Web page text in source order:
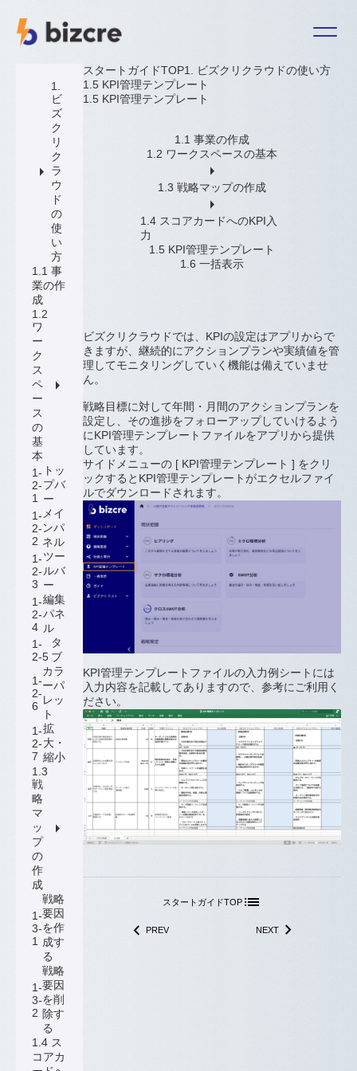
お問い合わせ
利用規約
特定商取引に関する法律に基づく表記
個人情報保護方針
運営会社：ＢＣＣ株式会社
arrow_right
1.
ビ
ズ
ク
リ
ク
ラ
ウ
ド
の
使
い
方
1.1 事
業の作
成
1.2
ワ
ー
ク
ス
ペ
ー
ス
の
基
本
arrow_right
1-
2-
1
トッ
プバ
ー
1-
2-
2
メイ
ンパ
ネル
1-
2-
3
ツー
ルバ
ー
1-
2-
4
編集
パネ
ル
1-
2-5
タ
ブ
1-
2-
6
カラ
ーパ
レッ
ト
1-
2-
7
拡
大・
縮小
1.3
戦
略
マ
ッ
プ
の
作
成
arrow_right
1-
3-
1
戦略
要因
を作
成す
る
1-
3-
2
戦略
要因
を削
除す
る
1.4 ス
コアカ
スタートガイドTOP1. ビズクリクラウドの使い方
1.5 KPI管理テンプレート
1.5 KPI管理テンプレート
1.1 事業の作成
1.2 ワークスペースの基本
arrow_right
1.3 戦略マップの作成
arrow_right
1.4 スコアカードへのKPI入
力
1.5 KPI管理テンプレート
1.6 一括表示
ビズクリクラウドでは、KPIの設定はアプリからで
きますが、継続的にアクションプランや実績値を管
理してモニタリングしていく機能は備えていませ
ん。
戦略目標に対して年間・月間のアクションプランを
設定し、その進捗をフォローアップしていけるよう
にKPI管理テンプレートファイルをアプリから提供
しています。
サイドメニューの [ KPI管理テンプレート ] をクリ
ックするとKPI管理テンプレートがエクセルファイ
ルでダウンロードされます。
KPI管理テンプレートファイルの入力例シートには
入力内容を記載してありますので、参考にご利用く
ださい。
スタートガイドTOP list
navigate_next
PREV NEXTnavigate_next